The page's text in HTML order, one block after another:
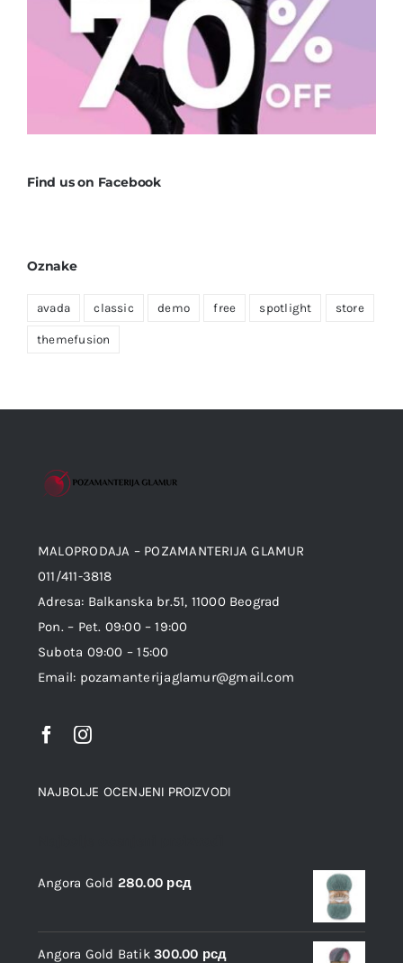
Find us on Facebook
Oznake
avada classic demo free spotlight store
themefusion
MALOPRODAJA – POZAMANTERIJA GLAMUR
011/411-3818
Adresa: Balkanska br.51, 11000 Beograd
Pon. – Pet. 09:00 – 19:00
Subota 09:00 – 15:00
Email: pozamanterijaglamur@gmail.com
NAJBOLJE OCENJENI PROIZVODI
Angora Gold 280.00 рсд
Angora Gold Batik 300.00 рсд